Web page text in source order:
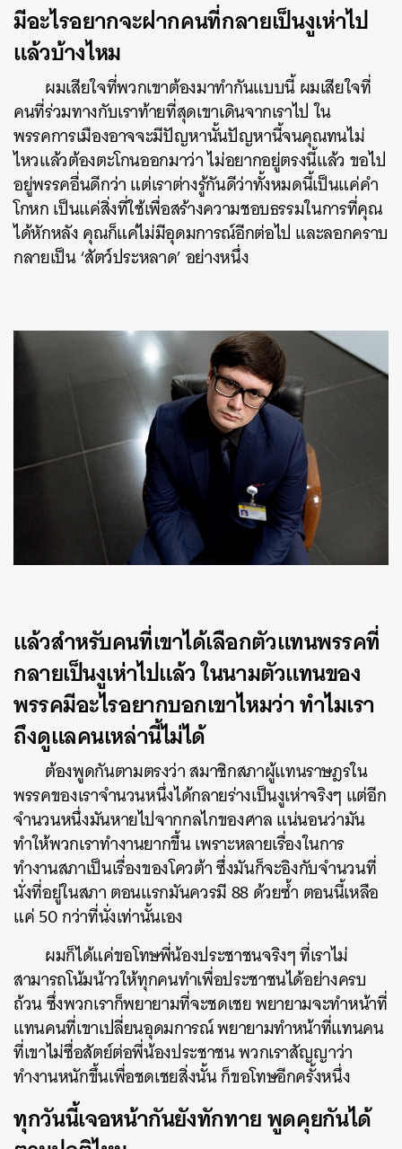
มีอะไรอยากจะฝากคนที่กลายเป็นงูเห่าไป
แล้วบ้างไหม
ผมเสียใจที่พวกเขาต้องมาทำกันแบบนี้ ผมเสียใจที่
คนที่ร่วมทางกับเราท้ายที่สุดเขาเดินจากเราไป ใน
พรรคการเมืองอาจจะมีปัญหานั้นปัญหานี้จนคุณทนไม่
ไหวแล้วต้องตะโกนออกมาว่า ไม่อยากอยู่ตรงนี้แล้ว ขอไป
อยู่พรรคอื่นดีกว่า แต่เราต่างรู้กันดีว่าทั้งหมดนี้เป็นแค่คำ
โกหก เป็นแค่สิ่งที่ใช้เพื่อสร้างความชอบธรรมในการที่คุณ
ได้หักหลัง คุณก็แค่ไม่มีอุดมการณ์อีกต่อไป และลอกคราบ
กลายเป็น ‘สัตว์ประหลาด’ อย่างหนึ่ง
แล้วสำหรับคนที่เขาได้เลือกตัวแทนพรรคที่
กลายเป็นงูเห่าไปแล้ว ในนามตัวแทนของ
พรรคมีอะไรอยากบอกเขาไหมว่า ทำไมเรา
ถึงดูแลคนเหล่านี้ไม่ได้
ต้องพูดกันตามตรงว่า สมาชิกสภาผู้แทนราษฎรใน
พรรคของเราจำนวนหนึ่งได้กลายร่างเป็นงูเห่าจริงๆ แต่อีก
จำนวนหนึ่งมันหายไปจากกลไกของศาล แน่นอนว่ามัน
ทำให้พวกเราทำงานยากขึ้น เพราะหลายเรื่องในการ
ทำงานสภาเป็นเรื่องของโควต้า ซึ่งมันก็จะอิงกับจำนวนที่
นั่งที่อยู่ในสภา ตอนแรกมันควรมี 88 ด้วยซ้ำ ตอนนี้เหลือ
แค่ 50 กว่าที่นั่งเท่านั้นเอง
ผมก็ได้แค่ขอโทษพี่น้องประชาชนจริงๆ ที่เราไม่
สามารถโน้มน้าวให้ทุกคนทำเพื่อประชาชนได้อย่างครบ
ถ้วน ซึ่งพวกเราก็พยายามที่จะชดเชย พยายามจะทำหน้าที่
แทนคนที่เขาเปลี่ยนอุดมการณ์ พยายามทำหน้าที่แทนคน
ที่เขาไม่ซื่อสัตย์ต่อพี่น้องประชาชน พวกเราสัญญาว่า
ทำงานหนักขึ้นเพื่อชดเชยสิ่งนั้น ก็ขอโทษอีกครั้งหนึ่ง
ทุกวันนี้เจอหน้ากันยังทักทาย พูดคุยกันได้